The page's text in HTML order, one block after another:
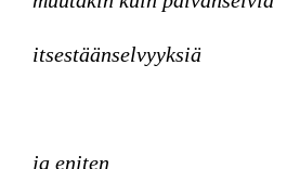
itsestäänselvyyksiä
ja eniten